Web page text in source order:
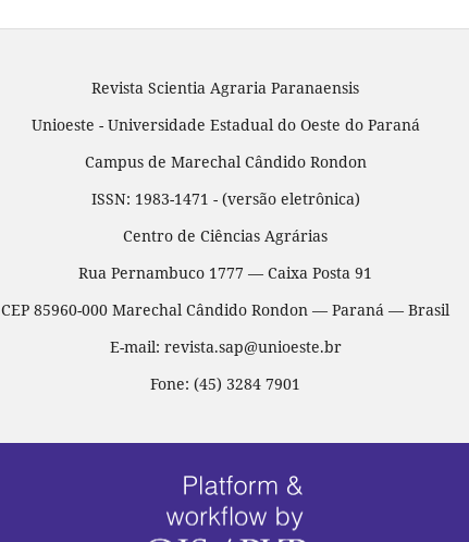
Revista Scientia Agraria Paranaensis
Unioeste - Universidade Estadual do Oeste do Paraná
Campus de Marechal Cândido Rondon
ISSN: 1983-1471 - (versão eletrônica)
Centro de Ciências Agrárias
Rua Pernambuco 1777 — Caixa Posta 91
CEP 85960-000 Marechal Cândido Rondon — Paraná — Brasil
E-mail: revista.sap@unioeste.br
Fone: (45) 3284 7901